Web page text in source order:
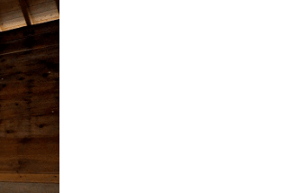
ただけます。
れたら、次は占
しして、心もほ
か？